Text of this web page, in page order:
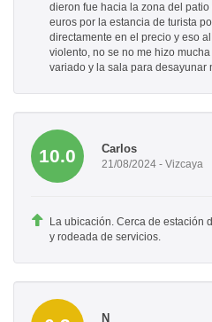
dieron fue hacia la zona del
euros por la estancia de turista
directamente en el precio y eso
violento, no se no me hizo
variado y la sala para desayunar
10.0 Carlos
21/08/2024 - Vizcaya
La ubicación. Cerca de estación
y rodeada de servicios.
N